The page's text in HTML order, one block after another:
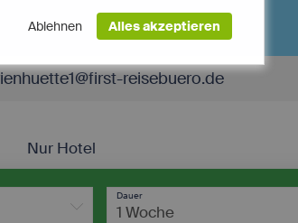
reisebuero.de
Nur Hotel
Dauer
1 Woche
Ablehnen Alles akzeptieren
Zuordnung der
innerhalb der
-12
Stunden
Session